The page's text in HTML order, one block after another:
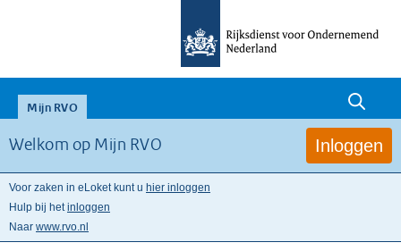
Mijn RVO
Welkom op Mijn RVO Inloggen
Voor zaken in eLoket kunt u hier inloggen
Hulp bij hetinloggen
Naar www.rvo.nl